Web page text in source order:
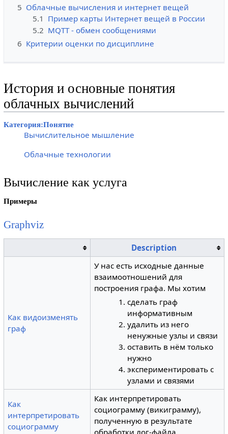
5 Облачные вычисления и интернет вещей
5.1 Пример карты Интернет вещей в России
5.2 MQTT - обмен сообщениями
6 Критерии оценки по дисциплине
История и основные понятия
облачных вычислений
Категория:Понятие
Вычислительное мышление
Облачные технологии
Вычисление как услуга
Примеры
Graphviz
Description
Как видоизменять
граф
У нас есть исходные данные
взаимоотношений для
построения графа. Мы хотим
сделать граф
информативным
удалить из него
ненужные узлы и связи
оставить в нём только
нужно
экспериментировать с
узлами и связями
Как
интерпретировать
социограмму
Как интерпретировать
социограмму (викиграмму),
полученную в результате
обработки лог-файла